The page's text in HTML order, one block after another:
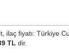
ilaç fiyatı: Türkiye
TL dir.